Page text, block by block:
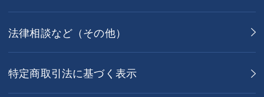
法律相談など（その他）
特定商取引法に基づく表示